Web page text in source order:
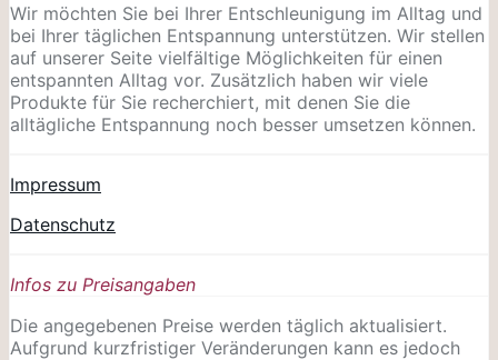
Wir möchten Sie bei Ihrer Entschleunigung im Alltag und
bei Ihrer täglichen Entspannung unterstützen. Wir stellen
auf unserer Seite vielfältige Möglichkeiten für einen
entspannten Alltag vor. Zusätzlich haben wir viele
Produkte für Sie recherchiert, mit denen Sie die
alltägliche Entspannung noch besser umsetzen können.
Impressum
Datenschutz
Infos zu Preisangaben
Die angegebenen Preise werden täglich aktualisiert.
Aufgrund kurzfristiger Veränderungen kann es jedoch